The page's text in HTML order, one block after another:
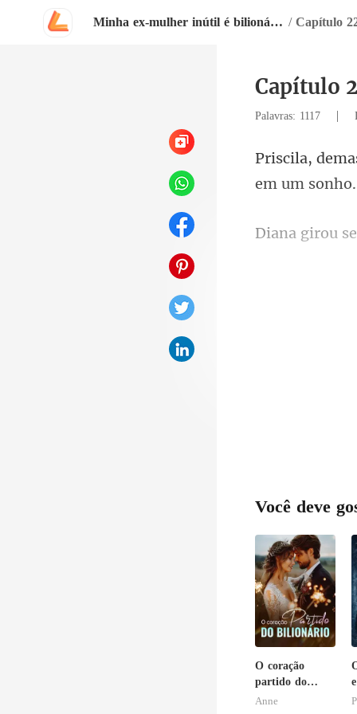
Minha ex-mulher inútil é bilionária!? / Capítulo
Capítulo
Palavras: 1117 |
Você deve
O coração
partido do
bilionário
Anne